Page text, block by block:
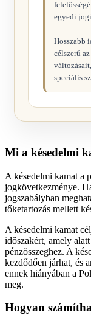
egyedi jogi
Hosszabb
célszerű
speciális
Mi a késedelmi
A késedelmi kamat a
jogkövetkezménye.
jogszabályban
tőketartozás mellett
A késedelmi kamat
időszakért, amely
pénzösszeghez. A
kezdődően járhat, és
ennek hiányában a
meg.
Hogyan